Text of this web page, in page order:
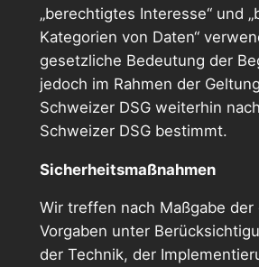
„berechtigtes Interesse“ und
Kategorien von Daten“
gesetzliche Bedeutung der
jedoch im Rahmen der
Schweizer DSG weiterhin
Schweizer DSG bestimmt.
Sicherheitsmaßnahmen
Wir treffen nach Maßgabe der
Vorgaben unter
der Technik, der